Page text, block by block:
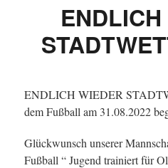
ENDLICH WIEDER
dem Fußball am 31.08.2022
Glückwunsch unserer
Fußball “ Jugend trainiert für